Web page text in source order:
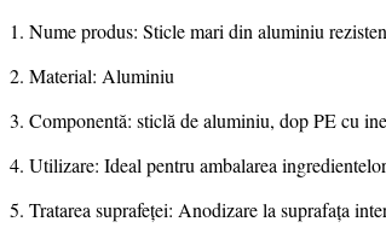
1. Nume produs: Sticle mari din aluminiu
2. Material: Aluminiu
3. Componentă: sticlă de aluminiu, dop PE cu
4. Utilizare: Ideal pentru ambalarea
5. Tratarea suprafeței: Anodizare la suprafața